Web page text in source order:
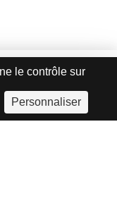
CONTACTEZ-NOUS
le contrôle sur
Personnaliser